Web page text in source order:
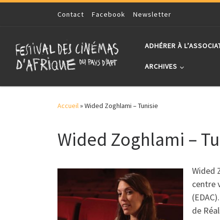
Skip to contentContact Facebook Newsletter
ADHÉRER À
ARCHIVES
Accueil»Wided Zoghlami – Tunisie
Wided Zoghlami –
Wided
centre
de